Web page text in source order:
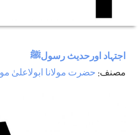
اجتہاد اورحديث رسولﷺ
مصنف: حضرت مولانا ابولاعلیٰ